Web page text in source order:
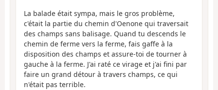
La balade était sympa, mais le gros problème,
c'était la partie du chemin d'Oenone qui traversait
des champs sans balisage. Quand tu descends le
chemin de ferme vers la ferme, fais gaffe à la
disposition des champs et assure-toi de tourner à
gauche à la ferme. J'ai raté ce virage et j'ai fini par
faire un grand détour à travers champs, ce qui
n'était pas terrible.